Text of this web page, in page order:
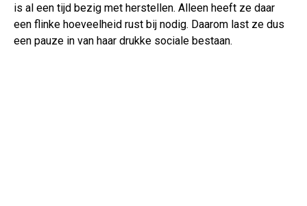
is al een tijd bezig met herstellen. Alleen heeft ze daar
een flinke hoeveelheid rust bij nodig. Daarom last ze dus
een pauze in van haar drukke sociale bestaan.